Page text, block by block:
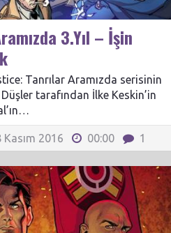
3.Yıl – İşin
Tanrılar Aramızda serisinin
tarafından İlke Keskin’in
Kasım 2016 00:00 1